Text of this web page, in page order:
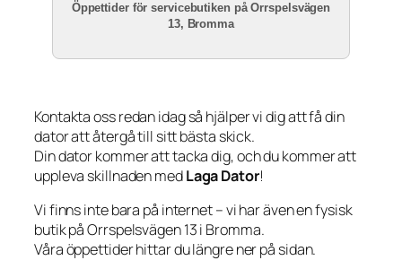
Öppettider för servicebutiken på Orrspelsvägen
13, Bromma
Kontakta oss redan idag så hjälper vi dig att få din
dator att återgå till sitt bästa skick.
Din dator kommer att tacka dig, och du kommer att
uppleva skillnaden medLaga Dator!
Vi finns inte bara på internet – vi har även en fysisk
butik på Orrspelsvägen 13 i Bromma.
Våra öppettider hittar du längre ner på sidan.